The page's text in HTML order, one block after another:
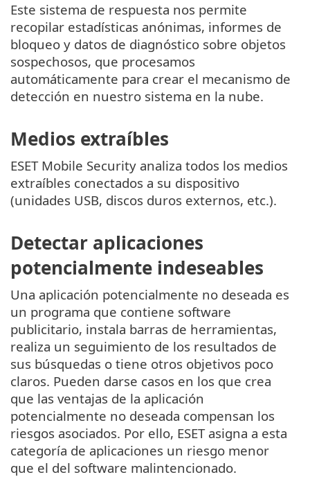
Este sistema de respuesta nos permite
recopilar estadísticas anónimas, informes de
bloqueo y datos de diagnóstico sobre objetos
sospechosos, que procesamos
automáticamente para crear el mecanismo de
detección en nuestro sistema en la nube.
Medios extraíbles
ESET Mobile Security analiza todos los medios
extraíbles conectados a su dispositivo
(unidades USB, discos duros externos, etc.).
Detectar aplicaciones
potencialmente indeseables
Una aplicación potencialmente no deseada es
un programa que contiene software
publicitario, instala barras de herramientas,
realiza un seguimiento de los resultados de
sus búsquedas o tiene otros objetivos poco
claros. Pueden darse casos en los que crea
que las ventajas de la aplicación
potencialmente no deseada compensan los
riesgos asociados. Por ello, ESET asigna a esta
categoría de aplicaciones un riesgo menor
que el del software malintencionado.